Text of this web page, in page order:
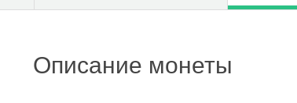
Описание монеты